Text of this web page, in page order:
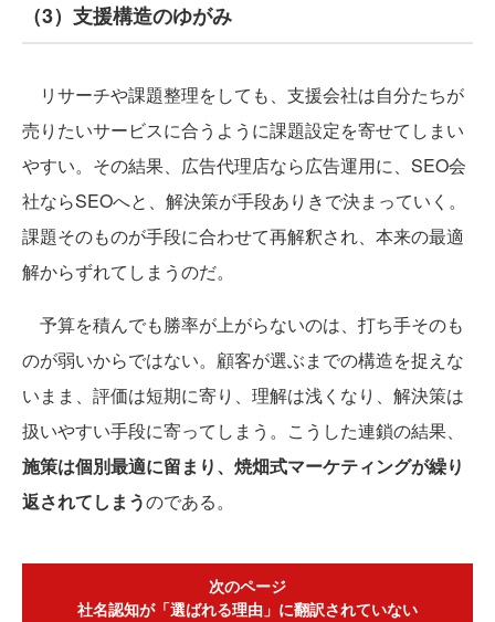
（3）支援構造のゆがみ
リサーチや課題整理をしても、支援会社は自分たちが
売りたいサービスに合うように課題設定を寄せてしまい
やすい。その結果、広告代理店なら広告運用に、SEO会
社ならSEOへと、解決策が手段ありきで決まっていく。
課題そのものが手段に合わせて再解釈され、本来の最適
解からずれてしまうのだ。
予算を積んでも勝率が上がらないのは、打ち手そのも
のが弱いからではない。顧客が選ぶまでの構造を捉えな
いまま、評価は短期に寄り、理解は浅くなり、解決策は
扱いやすい手段に寄ってしまう。こうした連鎖の結果、
施策は個別最適に留まり、焼畑式マーケティングが繰り
返されてしまうのである。
次のページ
社名認知が「選ばれる理由」に翻訳されていない